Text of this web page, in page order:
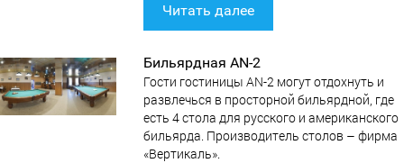
Читать далее
Бильярдная AN-2
Гости гостиницы AN-2 могут отдохнуть и
развлечься в просторной бильярдной, где
есть 4 стола для русского и американского
бильярда. Производитель столов – фирма
«Вертикаль».